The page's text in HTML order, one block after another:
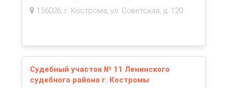
156026, г. Кострома, ул. Советская, д. 120
Судебный участок № 11 Ленинского
судебного района г. Костромы